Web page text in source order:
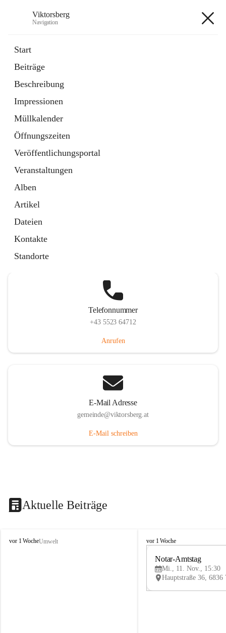
Viktorsberg
Navigation
Start
Beiträge
Beschreibung
Impressionen
Müllkalender
Öffnungszeiten
Veröffentlichungsportal
Veranstaltungen
Alben
Artikel
Dateien
Kontakte
Standorte
1 Schnellzugriff
Bürgerservice
10 Schnellzugriffe
Telefonnummer
+43 5523 64712
Anrufen
E-Mail Adresse
gemeinde@viktorsberg.at
E-Mail schreiben
Aktuelle Beiträge
V
vor 1 WocheUmwelt
V
vor 1 Woche
Notar-Amtstag
Mi., 11. Nov., 15:30